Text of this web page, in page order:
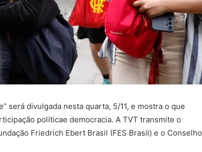
será divulgada nesta quarta, 5/11, e mostra o que
políticae democracia. A TVT transmite o
Friedrich Ebert Brasil (FES Brasil) e o Conselho